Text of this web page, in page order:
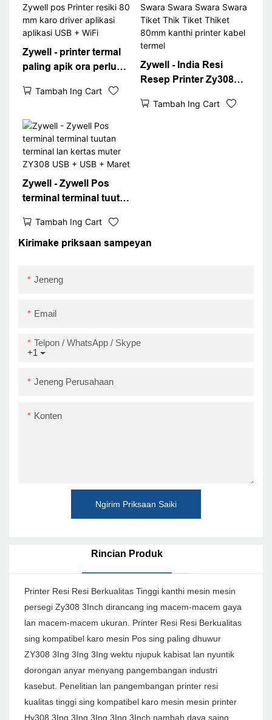
Zywell - printer termal
paling apik ora perlu
resiki 80 mm karo
USB + WiFi
Tambah Ing Cart
Zywell - India Resi
Resep Printer Zy308
Swara Swara Tiket Thik
Tambah Ing Cart
Zywell - Zywell Pos
terminal terminal tuutan
muter ZY308 USB +
USB + Maret
Tambah Ing Cart
Kirimake priksaan sampeyan
Jeneng
Email
+1
Telpon / WhatsApp / Skype
Jeneng Perusahaan
Konten
Ngirim Priksaan Saiki
Rincian Produk
Printer Resi Resi Berkualitas Tinggi kanthi mesin mesin
persegi Zy308 3Inch dirancang ing macem-macem gaya
lan macem-macem ukuran. Printer Resi Resi Berkualitas
sing kompatibel karo mesin Pos sing paling dhuwur
ZY308 3Ing 3Ing 3Ing wektu njupuk kabisat lan nyuntik
dorongan anyar menyang pangembangan industri
kasebut. Penelitian lan pangembangan printer resi
kualitas tinggi sing kompatibel karo mesin mesin printer
Hy308 3Ing 3Ing 3Ing 3Ing 3Inch nambah daya saing